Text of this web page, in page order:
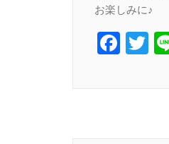
お楽しみに♪